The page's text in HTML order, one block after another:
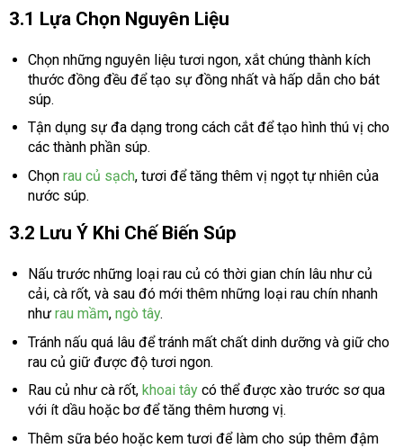
3.1 Lựa Chọn Nguyên Liệu
Chọn những nguyên liệu tươi ngon, xắt chúng thành kích
thước đồng đều để tạo sự đồng nhất và hấp dẫn cho bát
súp.
Tận dụng sự đa dạng trong cách cắt để tạo hình thú vị cho
các thành phần súp.
Chọn rau củ sạch, tươi để tăng thêm vị ngọt tự nhiên của
nước súp.
3.2 Lưu Ý Khi Chế Biến Súp
Nấu trước những loại rau củ có thời gian chín lâu như củ
cải, cà rốt, và sau đó mới thêm những loại rau chín nhanh
như rau mầm, ngò tây.
Tránh nấu quá lâu để tránh mất chất dinh dưỡng và giữ cho
rau củ giữ được độ tươi ngon.
Rau củ như cà rốt, khoai tâycó thể được xào trước sơ qua
với ít dầu hoặc bơ để tăng thêm hương vị.
Thêm sữa béo hoặc kem tươi để làm cho súp thêm đậm